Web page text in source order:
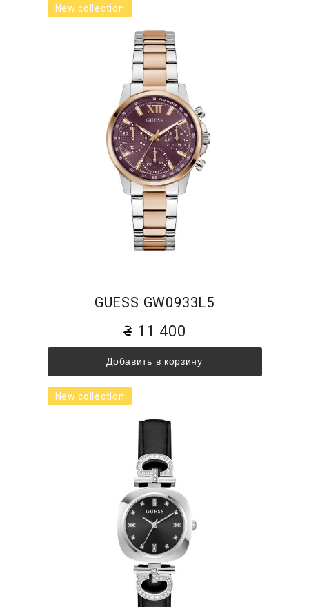
GUESS GW0933L5
11 400
Добавить в корзину
New collection
New collection